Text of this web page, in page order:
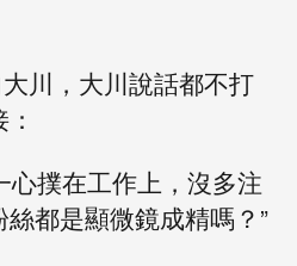
川，大川說話都不打
撲在工作上，沒多注
都是顯微鏡成精嗎？”